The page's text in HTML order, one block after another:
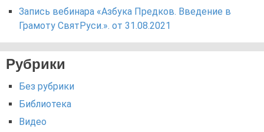
Запись вебинара «Азбука Предков. Введение в
Грамоту СвятРуси.». от 31.08.2021
Рубрики
Без рубрики
Библиотека
Видео